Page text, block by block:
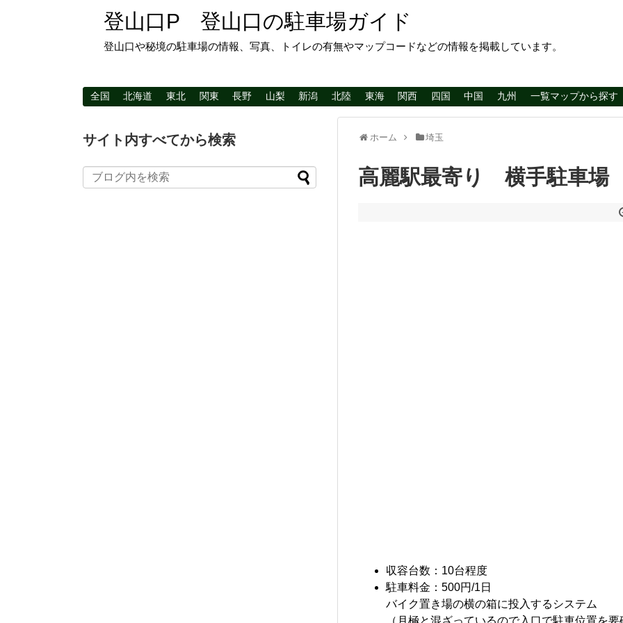
登山口P 登山口の駐車場ガイド
登山口や秘境の駐車場の情報、写真、トイレの有無やマップコードなどの情報を掲載しています。
全国 北海道 東北 関東 長野 山梨 新潟 北陸 東海 関西 四国 中国 九州 一覧マップから探す
ホーム 埼玉
高麗駅最寄り 横手駐車場
収容台数：10台程度
駐車料金：500円/1日
バイク置き場の横の箱に投入するシステム
サイト内すべてから検索